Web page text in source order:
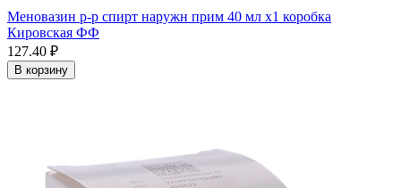
Меновазин р-р спирт наружн прим 40 мл x1 коробка
Кировская ФФ
127.40 ₽
В корзину